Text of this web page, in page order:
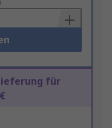
Lieferung für